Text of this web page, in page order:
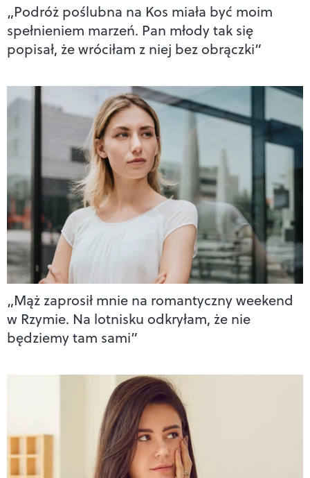
„Podróż poślubna na Kos miała być moim
spełnieniem marzeń. Pan młody tak się
popisał, że wróciłam z niej bez obrączki”
„Mąż zaprosił mnie na romantyczny weekend
w Rzymie. Na lotnisku odkryłam, że nie
będziemy tam sami”